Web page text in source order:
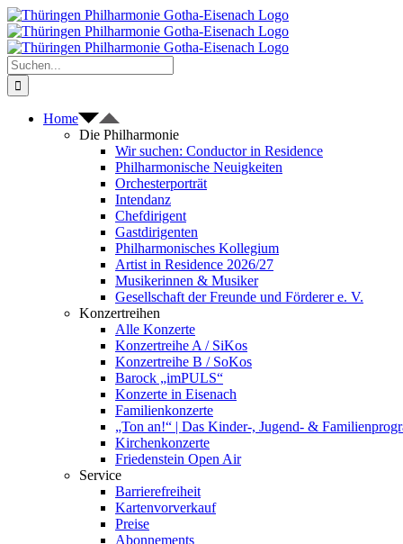
Zum
Inhalt
springen
Suche
nach:
Home
Die Philharmonie
Wir suchen: Conductor in Residence
Philharmonische Neuigkeiten
Orchesterporträt
Intendanz
Chefdirigent
Gastdirigenten
Philharmonisches Kollegium
Artist in Residence 2026/27
Musikerinnen & Musiker
Gesellschaft der Freunde und Förderer e. V.
Konzertreihen
Alle Konzerte
Konzertreihe A / SiKos
Konzertreihe B / SoKos
Barock „imPULS“
Konzerte in Eisenach
Familienkonzerte
„Ton an!“ | Das Kinder-, Jugend- &
Kirchenkonzerte
Friedenstein Open Air
Service
Barrierefreiheit
Kartenvorverkauf
Preise
Abonnements